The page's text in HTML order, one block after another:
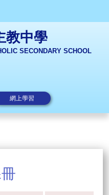
教中學
SECONDARY SCHOOL
網上學習